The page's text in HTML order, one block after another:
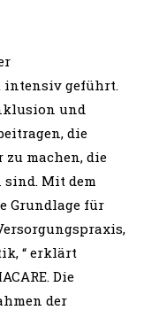
geführt.
und
die
machen, die
Mit dem
Grundlage für
“ erklärt
Die
der